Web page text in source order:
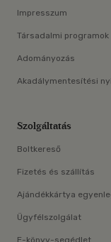
Impresszum
Társadalmi programok
Adományozás
Akadálymentesítési
Szolgáltatás
Boltkereső
Fizetés és szállítás
Ajándékkártya
Ügyfélszolgálat
E-könyv-segédlet